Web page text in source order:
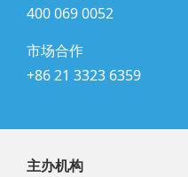
400 069 0052
市场合作
+86 21 3323 6359
主办机构